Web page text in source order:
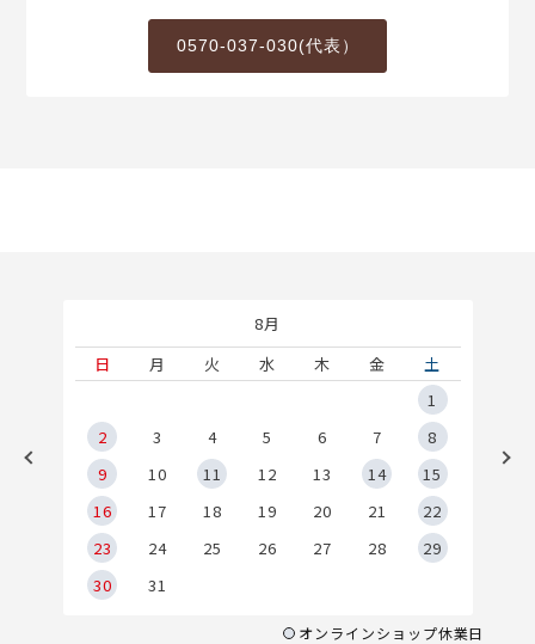
0570-037-030(代表）
8月
日
月 火 水 木 金
土
1
2
3 4 5 6 7
8
9
10 11 12 13 14
15
16
17 18 19 20 21
22
23
24 25 26 27 28
29
30
31
オンラインショップ休業日